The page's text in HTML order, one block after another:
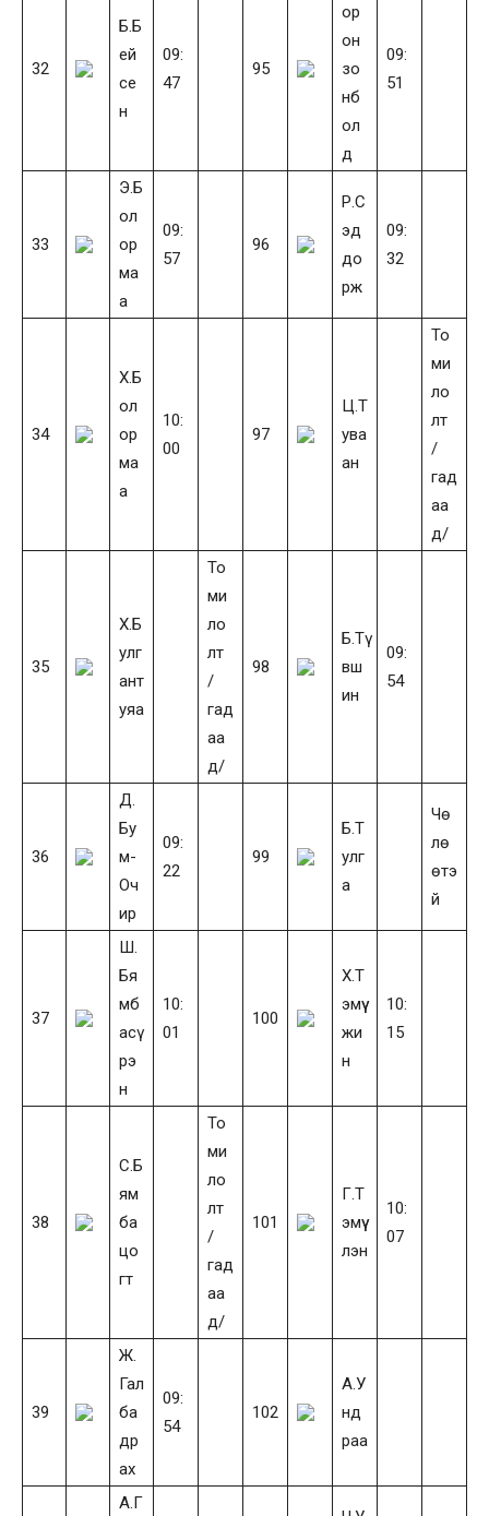
32
Б.Б
ей
се
н
09:
47
95
ор
он
зо
нб
ол
д
09:
51
33
Э.Б
ол
ор
ма
а
09:
57
96
Р.С
эд
до
рж
09:
32
34
Х.Б
ол
ор
ма
а
10:
00
97
Ц.Т
ува
ан
То
ми
ло
лт
/
гад
аа
д/
35
Х.Б
улг
ант
уяа
То
ми
ло
лт
/
гад
аа
д/
98
Б.Тү
вш
ин
09:
54
36
Д.
Бу
м-
Оч
ир
09:
22
99
Б.Т
улг
а
Чө
лө
өтэ
й
37
Ш.
Бя
мб
асү
рэ
н
10:
01
100
Х.Т
эмүү
жи
н
10:
15
38
С.Б
ям
ба
цо
гт
То
ми
ло
лт
/
гад
аа
д/
101
Г.Т
эмүү
лэн
10:
07
39
Ж.
Гал
ба
др
ах
09:
54
102
А.У
нд
раа
А.Г